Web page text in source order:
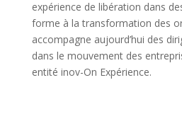
expérience de libération dans
forme à la transformation des
accompagne aujourd’hui des
dans le mouvement des
entité inov-On Expérience.